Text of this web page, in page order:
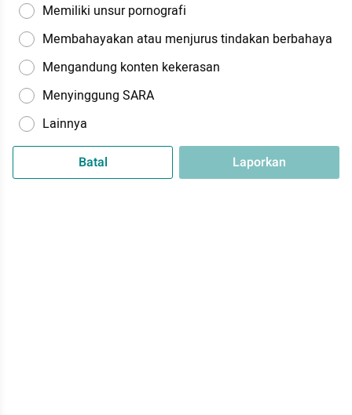
Memiliki unsur pornografi
Membahayakan atau menjurus tindakan berbahaya
Mengandung konten kekerasan
Menyinggung SARA
Lainnya
Batal Laporkan